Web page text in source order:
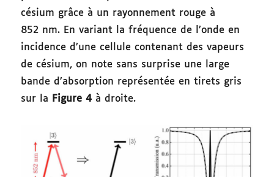
césium grâce à un rayonnement rouge à
852 nm. En variant la fréquence de l’onde en
incidence d’une cellule contenant des vapeurs
de césium, on note sans surprise une large
bande d’absorption représentée en tirets gris
sur la
Figure 4 à droite.